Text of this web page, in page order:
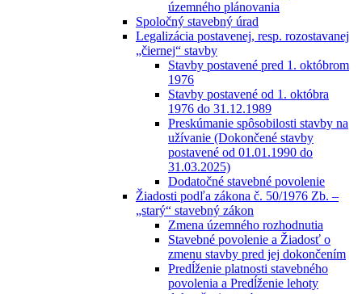
územného plánovania
Spoločný stavebný úrad
Legalizácia postavenej, resp. rozostavanej
„čiernej“ stavby
Stavby postavené pred 1. októbrom
1976
Stavby postavené od 1. októbra
1976 do 31.12.1989
Preskúmanie spôsobilosti stavby na
užívanie (Dokončené stavby
postavené od 01.01.1990 do
31.03.2025)
Dodatočné stavebné povolenie
Žiadosti podľa zákona č. 50/1976 Zb. –
„starý“ stavebný zákon
Zmena územného rozhodnutia
Stavebné povolenie a Žiadosť o
zmenu stavby pred jej dokončením
Predĺženie platnosti stavebného
povolenia a Predĺženie lehoty